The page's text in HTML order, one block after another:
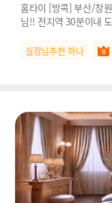
홈타이 [방콕] 부산/창
님!! 전지역 30분이내
실장님추천 하나